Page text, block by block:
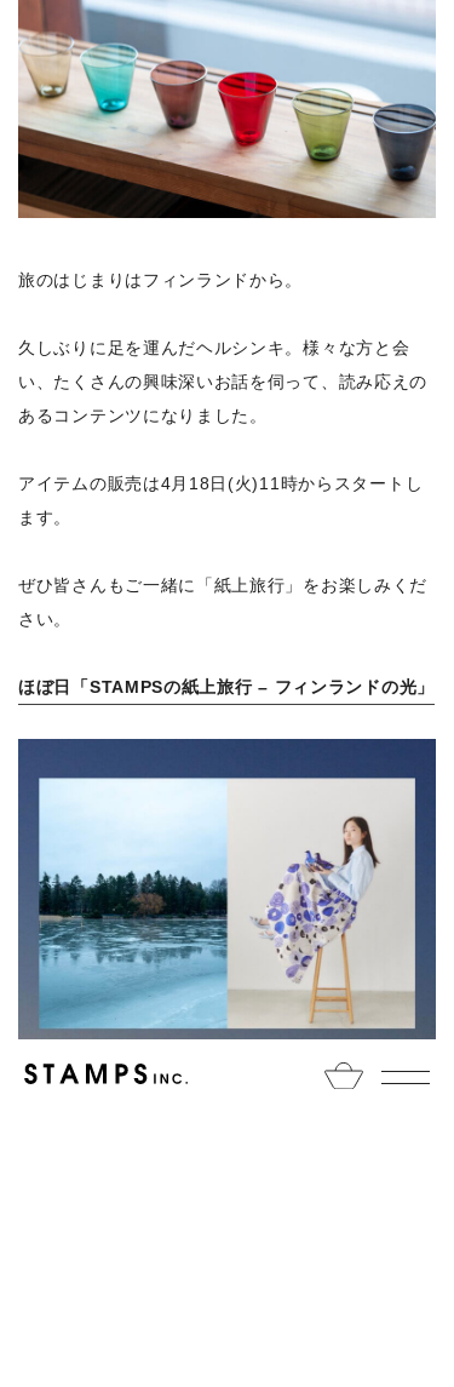
旅のはじまりはフィンランドから。
久しぶりに足を運んだヘルシンキ。様々な方と会
い、たくさんの興味深いお話を伺って、読み応えの
あるコンテンツになりました。
アイテムの販売は4月18日(火)11時からスタートし
ます。
ぜひ皆さんもご一緒に「紙上旅行」をお楽しみくだ
さい。
ほぼ日「STAMPSの紙上旅行 – フィンランドの光」